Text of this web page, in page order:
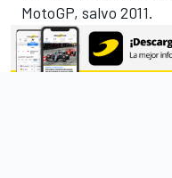
MotoGP, salvo 2011.